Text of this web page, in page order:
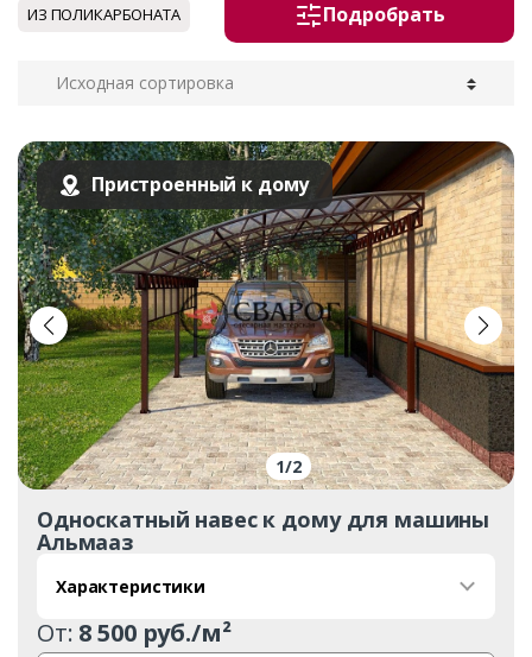
ИЗ ПОЛИКАРБОНАТА Подробрать
Пристроенный к дому
1/2
Односкатный навес к дому для машины
Альмааз
Характеристики
От: 8 500 руб./м²